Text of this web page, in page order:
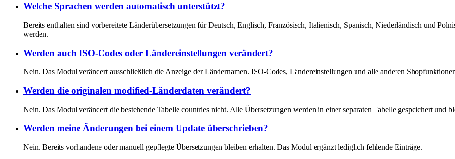
Welche Sprachen werden automatisch unterstützt?
Bereits enthalten sind vorbereitete Länderübersetzungen für Deutsch, Englisch, Französisch, Italienisch, Spanisch, Niederländisch und
werden.
Werden auch ISO-Codes oder Ländereinstellungen verändert?
Nein. Das Modul verändert ausschließlich die Anzeige der Ländernamen. ISO-Codes, Ländereinstellungen und alle anderen
Werden die originalen modified-Länderdaten verändert?
Nein. Das Modul verändert die bestehende Tabelle countries nicht. Alle Übersetzungen werden in einer separaten Tabelle gespeichert und
Werden meine Änderungen bei einem Update überschrieben?
Nein. Bereits vorhandene oder manuell gepflegte Übersetzungen bleiben erhalten. Das Modul ergänzt lediglich fehlende Einträge.